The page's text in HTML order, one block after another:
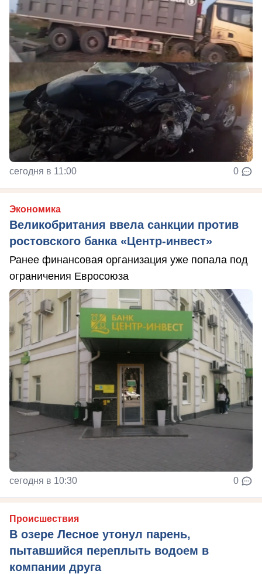
сегодня в 11:00 0
Экономика
Великобритания ввела санкции против
ростовского банка «Центр-инвест»
Ранее финансовая организация уже попала под
ограничения Евросоюза
сегодня в 10:30 0
Происшествия
В озере Лесное утонул парень,
пытавшийся переплыть водоем в
компании друга